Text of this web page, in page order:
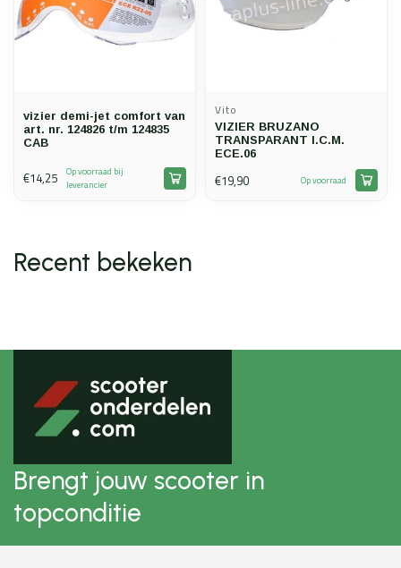
vizier demi-jet comfort van
art. nr. 124826 t/m 124835
CAB
€14,25
Op voorraad bij
leverancier
Vito
VIZIER BRUZANO
TRANSPARANT I.C.M.
ECE.06
€19,90 Op voorraad
Recent bekeken
Brengt jouw scooter in
topconditie